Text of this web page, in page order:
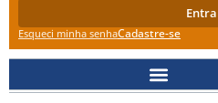
Esqueci minha senhaCadastre-se